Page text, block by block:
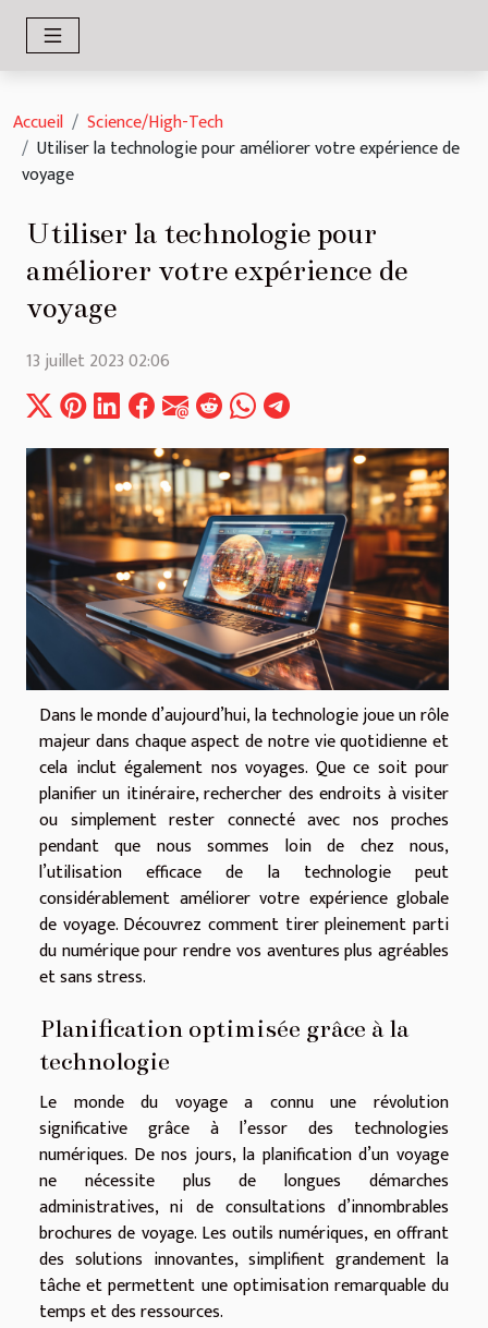
Accueil
Science/High-Tech
Utiliser la technologie pour améliorer votre expérience de
voyage
Utiliser la technologie pour
améliorer votre expérience de
voyage
13 juillet 2023 02:06
Dans le monde d’aujourd’hui, la technologie joue un rôle
majeur dans chaque aspect de notre vie quotidienne et
cela inclut également nos voyages. Que ce soit pour
planifier un itinéraire, rechercher des endroits à visiter
ou simplement rester connecté avec nos proches
pendant que nous sommes loin de chez nous,
l’utilisation efficace de la technologie peut
considérablement améliorer votre expérience globale
de voyage. Découvrez comment tirer pleinement parti
du numérique pour rendre vos aventures plus agréables
et sans stress.
Planification optimisée grâce à la
technologie
Le monde du voyage a connu une révolution
significative grâce à l’essor des technologies
numériques. De nos jours, la planification d’un voyage
ne nécessite plus de longues démarches
administratives, ni de consultations d’innombrables
brochures de voyage. Les outils numériques, en offrant
des solutions innovantes, simplifient grandement la
tâche et permettent une optimisation remarquable du
temps et des ressources.